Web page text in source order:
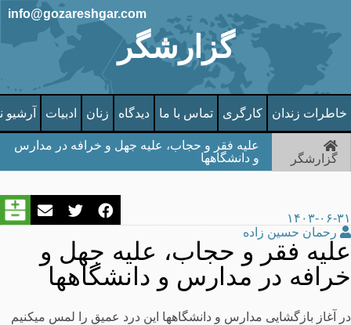
گزارشگر
info@gozareshgar.com
خاطرات زندان کارگری تماس با ما دیدگاه زنان ادبیات آرشیو
گزارشگر
علیه فقر و حجاب، علیه جهل و خرافه در مدارس
و دانشگاهها
۱۴۰۳-۰۶-۳۱
رحمان حسین زاده
علیه فقر و حجاب، علیه جهل و
خرافه در مدارس و دانشگاهها
در آغاز بازگشایی مدارس و دانشگاهها این درد عمیق را لمس میکنیم